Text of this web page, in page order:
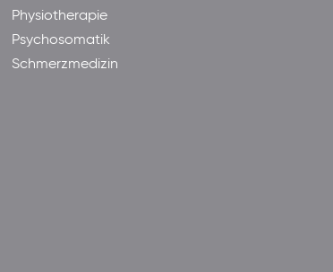
Physiotherapie
Psychosomatik
Schmerzmedizin